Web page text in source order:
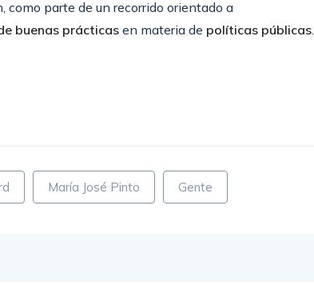
parte de un recorrido orientado a
buenas prácticas en materia de políticas públicas.
María José Pinto Gente